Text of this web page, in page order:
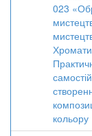
023
кольору